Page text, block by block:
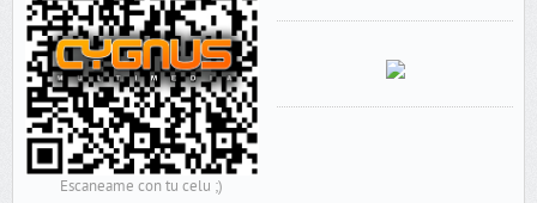
Escaneame con tu celu ;)